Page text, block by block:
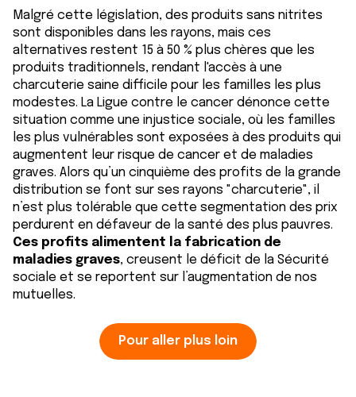
Malgré cette législation, des produits sans nitrites
sont disponibles dans les rayons, mais ces
alternatives restent 15 à 50 % plus chères que les
produits traditionnels, rendant l'accès à une
charcuterie saine difficile pour les familles les plus
modestes. La Ligue contre le cancer dénonce cette
situation comme une injustice sociale, où les familles
les plus vulnérables sont exposées à des produits qui
augmentent leur risque de cancer et de maladies
graves. Alors qu’un cinquième des profits de la grande
distribution se font sur ses rayons "charcuterie", il
n’est plus tolérable que cette segmentation des prix
perdurent en défaveur de la santé des plus pauvres.
Ces profits alimentent la fabrication de
maladies graves, creusent le déficit de la Sécurité
sociale et se reportent sur l’augmentation de nos
mutuelles.
Pour aller plus loin